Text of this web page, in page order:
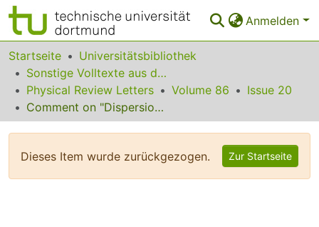
Anmelden
Bereiche & Sammlungen
Das gesamte Repositorium
Statistiken
Startseite
Universitätsbibliothek
Sonstige Volltexte aus dem Bibliotheksangebot
Physical Review Letters
Volume 86
Issue 20
Comment on "Dispersion-Independent High-Visibility Quantum Interference in Ultrafast Parametric Down-Conversion"
Dieses Item wurde zurückgezogen. Zur Startseite